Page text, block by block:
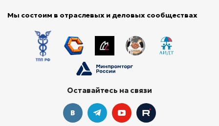
Мы состоим в отраслевых и деловых сообществах
Оставайтесь на связи